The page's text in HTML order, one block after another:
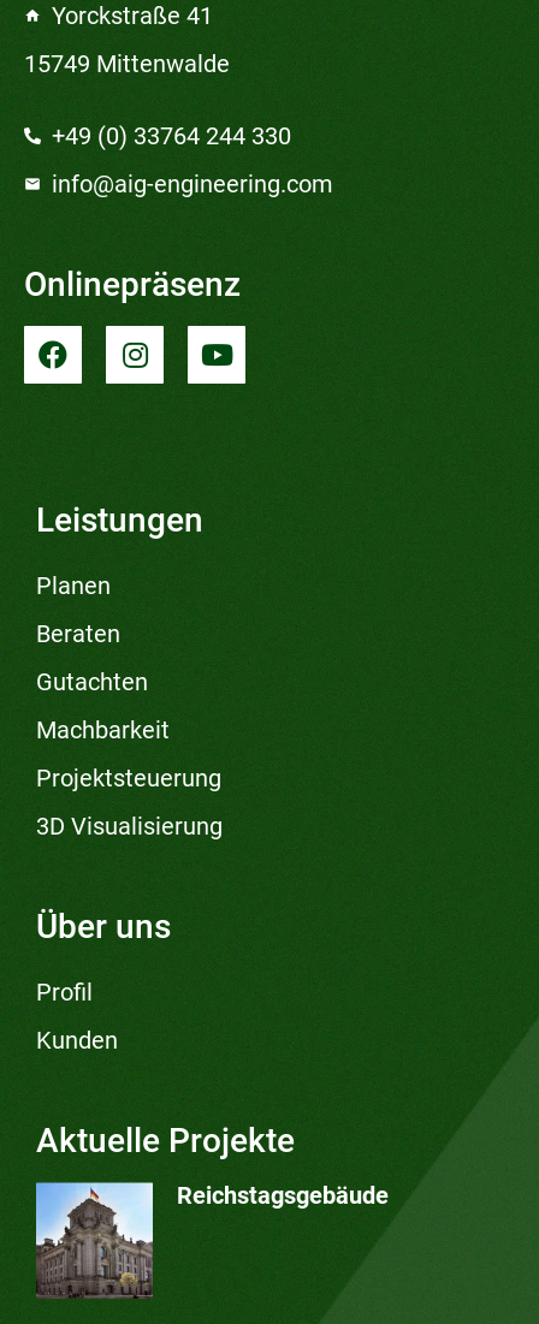
Yorckstraße 41
15749 Mittenwalde
+49 (0) 33764 244 330
info@aig-engineering.com
Onlinepräsenz
Leistungen
Planen
Beraten
Gutachten
Machbarkeit
Projektsteuerung
3D Visualisierung
Über uns
Profil
Kunden
Aktuelle Projekte
Reichstagsgebäude